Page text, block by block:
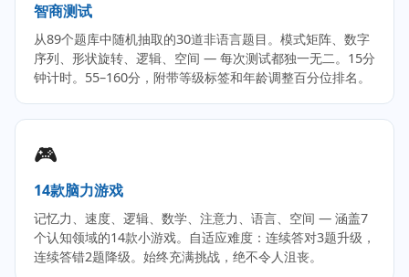
智商测试
从89个题库中随机抽取的30道非语言题目。模式矩阵、数字
序列、形状旋转、逻辑、空间 — 每次测试都独一无二。15分
钟计时。55–160分，附带等级标签和年龄调整百分位排名。
🎮
14款脑力游戏
记忆力、速度、逻辑、数学、注意力、语言、空间 — 涵盖7
个认知领域的14款小游戏。自适应难度：连续答对3题升级，
连续答错2题降级。始终充满挑战，绝不令人沮丧。